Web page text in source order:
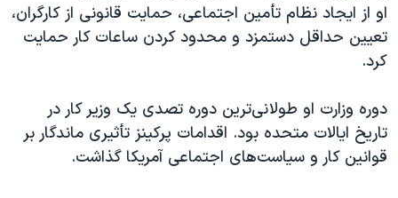
او از ایجاد نظام تأمین اجتماعی، حمایت قانونی از کارگران،
تعیین حداقل دستمزد و محدود کردن ساعات کار حمایت
کرد.
دوره وزارت او طولانی‌ترین دوره تصدی یک وزیر کار در
تاریخ ایالات متحده بود. اقدامات پرکینز تأثیری ماندگار بر
قوانین کار و سیاست‌های اجتماعی آمریکا گذاشت.